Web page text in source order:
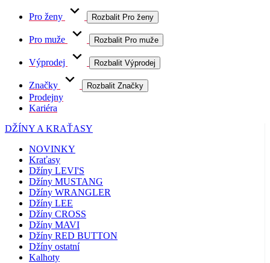
Pro ženy Rozbalit Pro ženy
Pro muže Rozbalit Pro muže
Výprodej Rozbalit Výprodej
Značky Rozbalit Značky
Prodejny
Kariéra
DŽÍNY A KRAŤASY
NOVINKY
Kraťasy
Džíny LEVI'S
Džíny MUSTANG
Džíny WRANGLER
Džíny LEE
Džíny CROSS
Džíny MAVI
Džíny RED BUTTON
Džíny ostatní
Kalhoty